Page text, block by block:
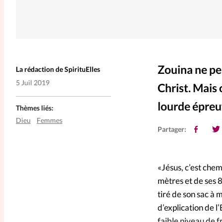
Zouina ne
Christ. Mais
lourde
La rédaction de SpirituElles
5 Juil 2019
Partager:
«Jésus, c’est
mètres et de ses
tiré de son sac à
d’explication de
Thèmes liés:
Dieu
Femmes